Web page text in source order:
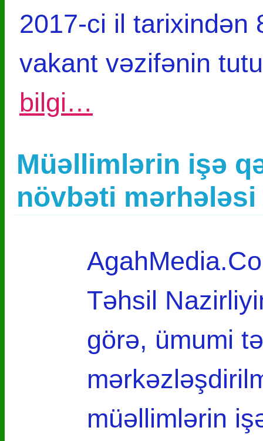
2017-ci il tarixindən
vakant vəzifənin
bilgi…
Müəllimlərin işə
növbəti
Təhsil
görə, ümumi
müəllimlərin